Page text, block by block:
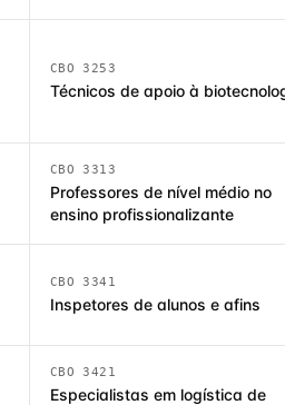
CBO 3253
Técnicos de apoio à
CBO 3313
Professores de nível médio no
ensino profissionalizante
CBO 3341
Inspetores de alunos e afins
CBO 3421
Especialistas em logística de